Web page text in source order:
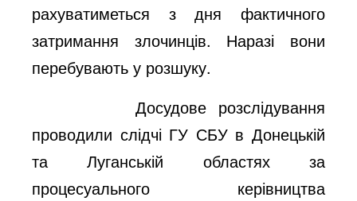
рахуватиметься з дня фактичного
затримання злочинців. Наразі вони
перебувають у розшуку.
Досудове розслідування
проводили слідчі ГУ СБУ в Донецькій
та Луганській областях за
процесуального керівництва